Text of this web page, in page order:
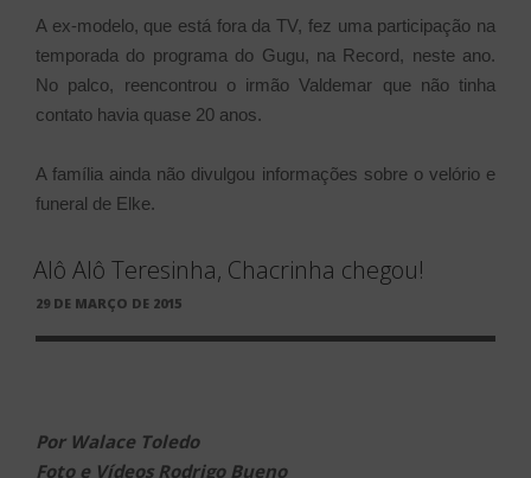
A ex-modelo, que está fora da TV, fez uma participação na
temporada do programa do Gugu, na Record, neste ano.
No palco, reencontrou o irmão Valdemar que não tinha
contato havia quase 20 anos.
A família ainda não divulgou informações sobre o velório e
funeral de Elke.
Alô Alô Teresinha, Chacrinha chegou!
PUBLICADO
29 DE MARÇO DE 2015
Por Walace Toledo
Foto e Vídeos Rodrigo Bueno